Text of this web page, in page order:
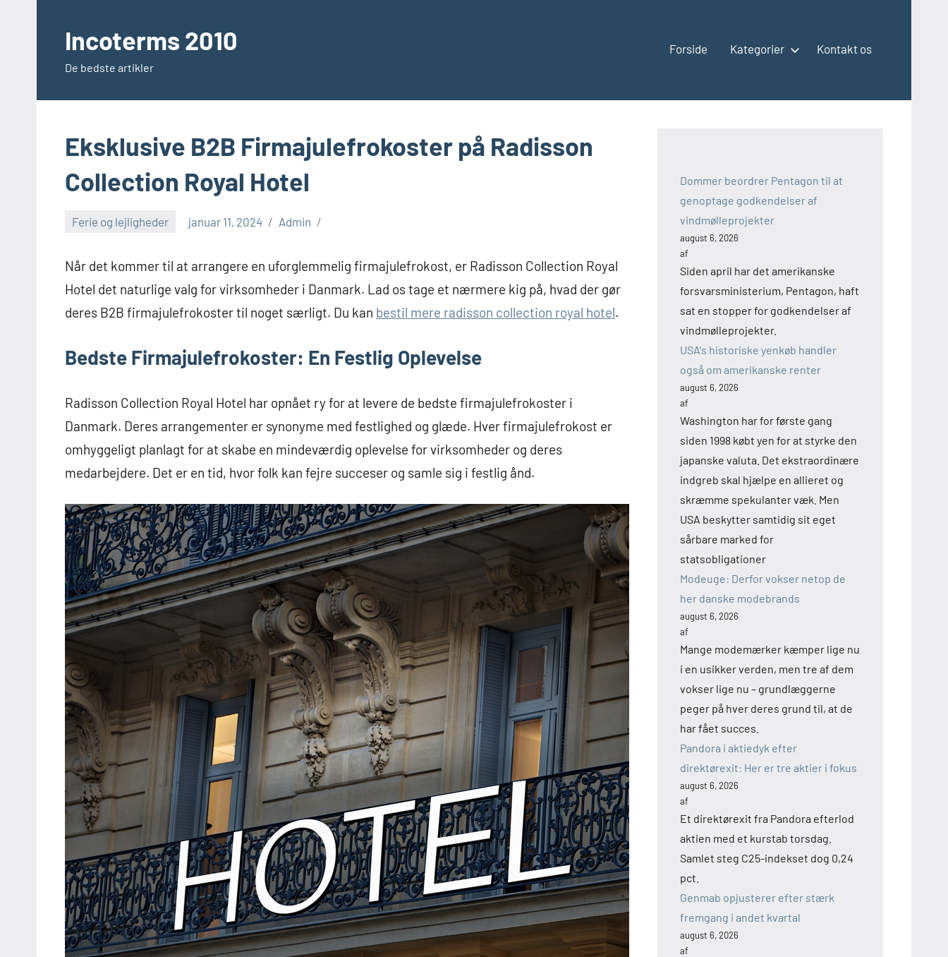
indholdIncoterms 2010
De bedste artikler
Forside Kategorier Kontakt os
Eksklusive B2B Firmajulefrokoster på Radisson
Collection Royal Hotel
Ferie og lejligheder januar 11, 2024 Admin
Når det kommer til at arrangere en uforglemmelig firmajulefrokost, er Radisson Collection Royal
Hotel det naturlige valg for virksomheder i Danmark. Lad os tage et nærmere kig på, hvad der gør
deres B2B firmajulefrokoster til noget særligt. Du kan bestil mere radisson collection royal hotel.
Bedste Firmajulefrokoster: En Festlig Oplevelse
Radisson Collection Royal Hotel har opnået ry for at levere de bedste firmajulefrokoster i
Danmark. Deres arrangementer er synonyme med festlighed og glæde. Hver firmajulefrokost er
omhyggeligt planlagt for at skabe en mindeværdig oplevelse for virksomheder og deres
medarbejdere. Det er en tid, hvor folk kan fejre succeser og samle sig i festlig ånd.
Dommer beordrer Pentagon til at
genoptage godkendelser af
vindmølleprojekter
august 6, 2026
af
Siden april har det amerikanske
forsvarsministerium, Pentagon, haft
sat en stopper for godkendelser af
vindmølleprojekter.
USA's historiske yenkøb handler
også om amerikanske renter
august 6, 2026
af
Washington har for første gang
siden 1998 købt yen for at styrke den
japanske valuta. Det ekstraordinære
indgreb skal hjælpe en allieret og
skræmme spekulanter væk. Men
USA beskytter samtidig sit eget
sårbare marked for
statsobligationer
Modeuge: Derfor vokser netop de
her danske modebrands
august 6, 2026
af
Mange modemærker kæmper lige nu
i en usikker verden, men tre af dem
vokser lige nu – grundlæggerne
peger på hver deres grund til, at de
har fået succes.
Pandora i aktiedyk efter
direktørexit: Her er tre aktier i fokus
august 6, 2026
af
Et direktørexit fra Pandora efterlod
aktien med et kurstab torsdag.
Samlet steg C25-indekset dog 0,24
pct.
Genmab opjusterer efter stærk
fremgang i andet kvartal
august 6, 2026
af